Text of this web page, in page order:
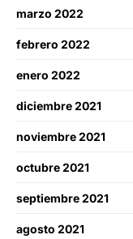
marzo 2022
febrero 2022
enero 2022
diciembre 2021
noviembre 2021
octubre 2021
septiembre 2021
agosto 2021